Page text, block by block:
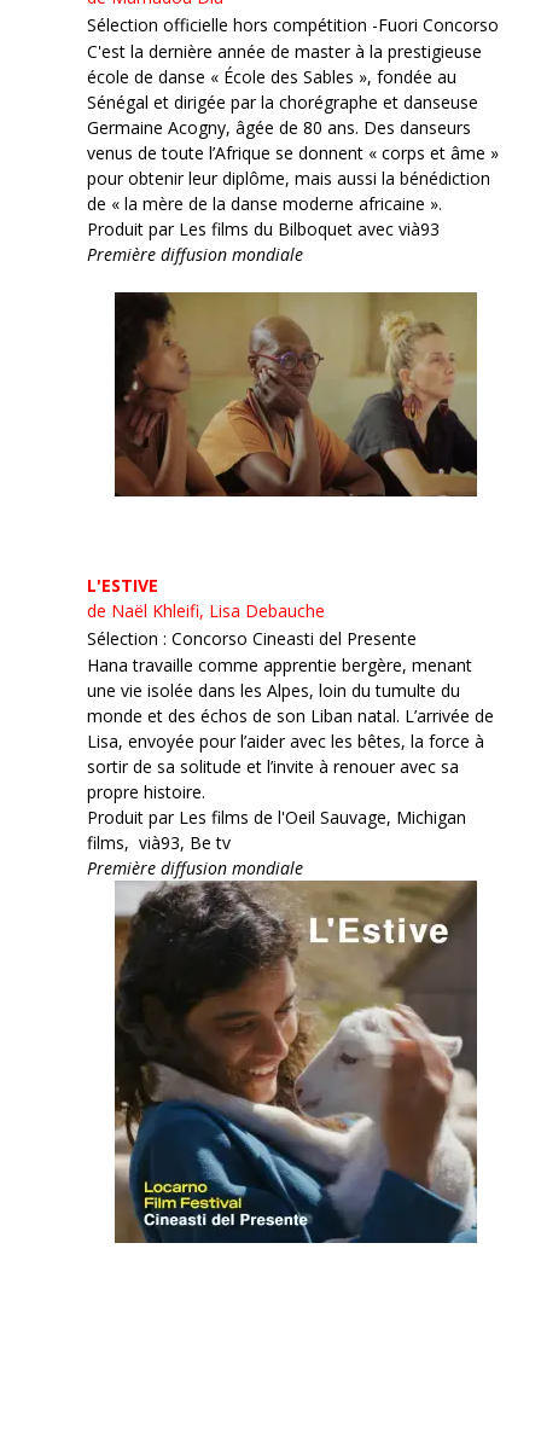
Sélection officielle hors compétition -Fuori Concorso
C'est la dernière année de master à la prestigieuse
école de danse « École des Sables », fondée au
Sénégal et dirigée par la chorégraphe et danseuse
Germaine Acogny, âgée de 80 ans. Des danseurs
venus de toute l’Afrique se donnent « corps et âme »
pour obtenir leur diplôme, mais aussi la bénédiction
de « la mère de la danse moderne africaine ».
Produit par Les films du Bilboquet avec vià93
Première diffusion mondiale
L'ESTIVE
de Naël Khleifi, Lisa Debauche
Sélection : Concorso Cineasti del Presente
Hana travaille comme apprentie bergère, menant
une vie isolée dans les Alpes, loin du tumulte du
monde et des échos de son Liban natal. L’arrivée de
Lisa, envoyée pour l’aider avec les bêtes, la force à
sortir de sa solitude et l’invite à renouer avec sa
propre histoire.
Produit par Les films de l'Oeil Sauvage, Michigan
films, vià93, Be tv
Première diffusion mondiale